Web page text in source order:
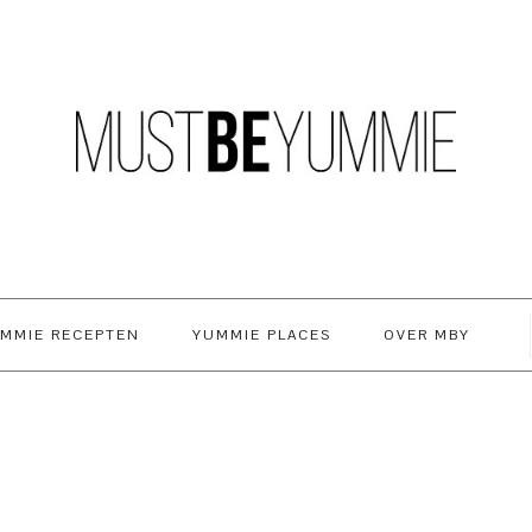
RECEPTEN YUMMIE PLACES OVER MBY